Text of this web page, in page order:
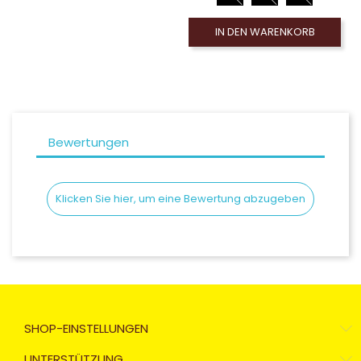
IN DEN WARENKORB
Bewertungen
Klicken Sie hier, um eine Bewertung abzugeben
SHOP-EINSTELLUNGEN